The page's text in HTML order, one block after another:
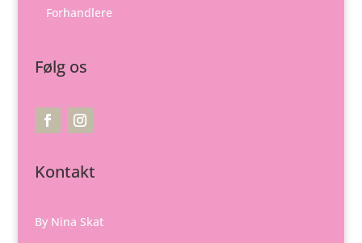
Forhandlere
Følg os
Kontakt
By Nina Skat